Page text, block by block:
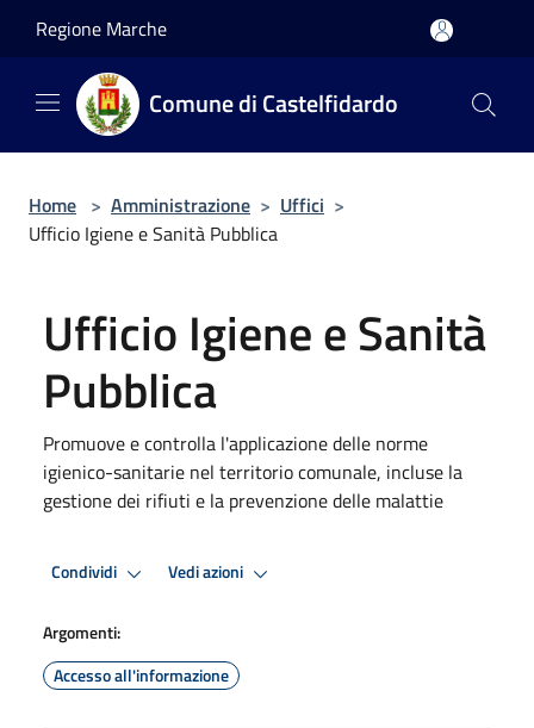
Regione Marche
Comune di Castelfidardo
Home > Amministrazione > Uffici >
Ufficio Igiene e Sanità Pubblica
Ufficio Igiene e Sanità
Pubblica
Promuove e controlla l'applicazione delle norme
igienico-sanitarie nel territorio comunale, incluse la
gestione dei rifiuti e la prevenzione delle malattie
Condividi Vedi azioni
Argomenti:
Accesso all'informazione